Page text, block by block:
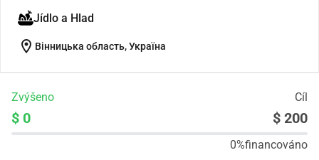
Jídlo a Hlad
location_on Вінницька область, Україна
Zvýšeno Cíl
$ 0 $ 200
0%financováno